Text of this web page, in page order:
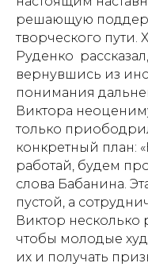
решающую
творческого пути.
Руденко
вернувшись из
понимания
Виктора
только
конкретный план:
работай, будем
слова Бабанина.
пустой, а
Виктор несколько
чтобы молодые
их и получать